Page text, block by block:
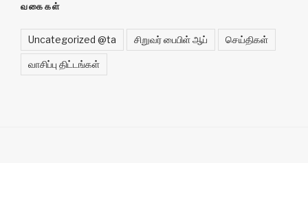
வகைகள்
Uncategorized @ta சிறுவர் பைபிள் ஆப் செய்திகள்
வாசிப்பு திட்டங்கள்